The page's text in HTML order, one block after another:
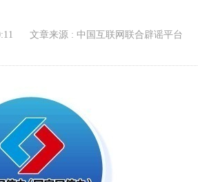
文章来源 : 中国互联网联合辟谣平台